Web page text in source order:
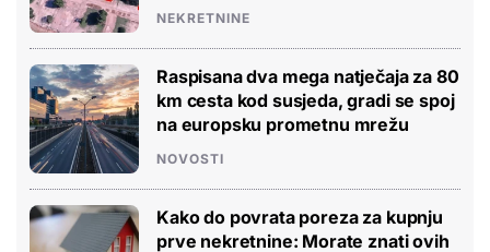
NEKRETNINE
Raspisana dva mega natječaja za 80
km cesta kod susjeda, gradi se spoj
na europsku prometnu mrežu
NOVOSTI
Kako do povrata poreza za kupnju
prve nekretnine: Morate znati ovih